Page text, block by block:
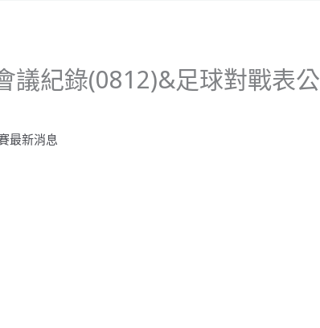
議紀錄(0812)&足球對戰表公
最新消息